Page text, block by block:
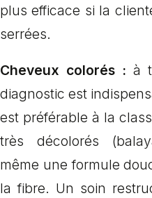
plus efficace si la
serrées.
Cheveux colorés : à
diagnostic est
est préférable à la
très décolorés
même une formule
la fibre. Un soin